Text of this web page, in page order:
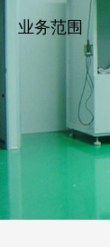
业务范围